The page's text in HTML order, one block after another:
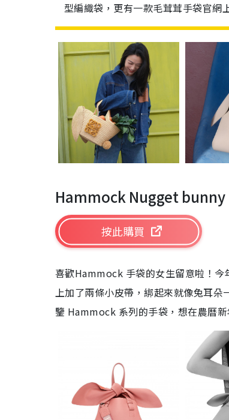
型編織袋，更有一款毛茸茸手袋官網
Hammock Nugget
按此購買
喜歡Hammock 手袋的女生留意啦！今
上加了兩條小皮帶，綁起來就像兔耳
鑒 Hammock 系列的手袋，想在農曆